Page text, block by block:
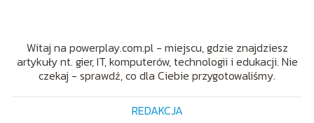
Witaj na powerplay.com.pl - miejscu, gdzie znajdziesz
artykuły nt. gier, IT, komputerów, technologii i edukacji. Nie
czekaj - sprawdź, co dla Ciebie przygotowaliśmy.
REDAKCJA